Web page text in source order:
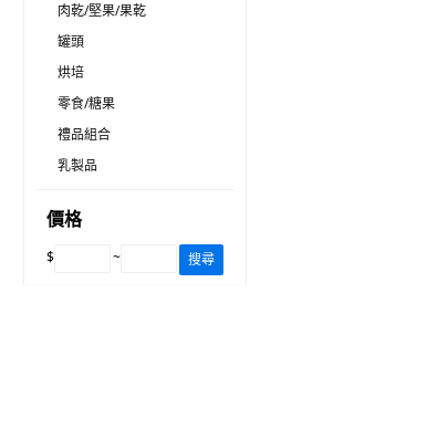
肉乾/堅果/果乾
罐頭
烘培
零食/糖果
禮品組合
乳製品
價格
$ ~ 搜尋